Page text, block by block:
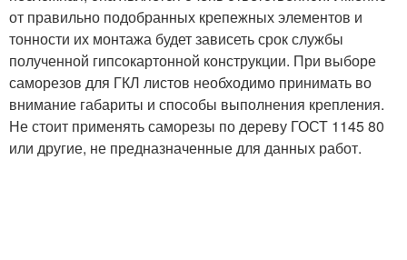
от правильно подобранных крепежных элементов и
тонности их монтажа будет зависеть срок службы
полученной гипсокартонной конструкции. При выборе
саморезов для ГКЛ листов необходимо принимать во
внимание габариты и способы выполнения крепления.
Не стоит применять саморезы по дереву ГОСТ 1145 80
или другие, не предназначенные для данных работ.